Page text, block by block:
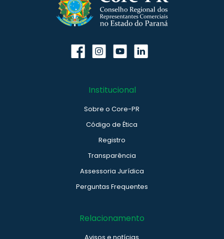
Institucional
Sobre o Core-PR
Código de Ética
Registro
Transparência
Assessoria Jurídica
Perguntas Frequentes
Relacionamento